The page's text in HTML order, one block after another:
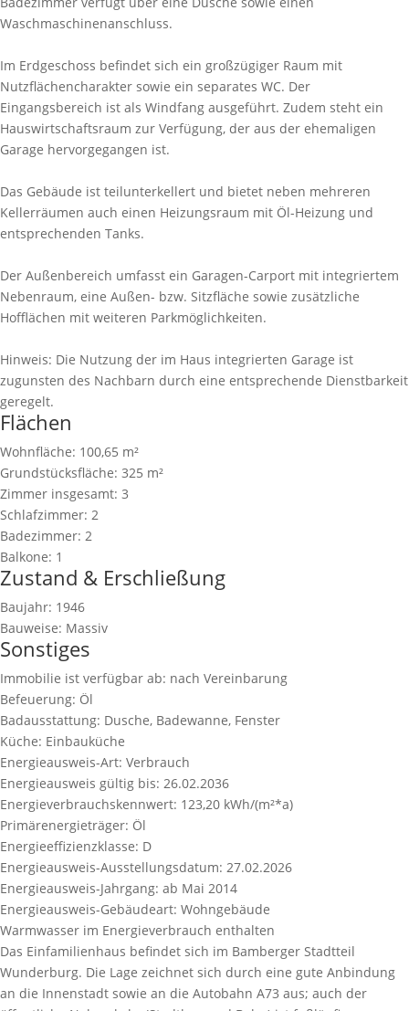
Waschmaschinenanschluss.
Im Erdgeschoss befindet sich ein großzügiger Raum mit
Nutzflächencharakter sowie ein separates WC. Der
Eingangsbereich ist als Windfang ausgeführt. Zudem steht ein
Hauswirtschaftsraum zur Verfügung, der aus der ehemaligen
Garage hervorgegangen ist.
Das Gebäude ist teilunterkellert und bietet neben mehreren
Kellerräumen auch einen Heizungsraum mit Öl-Heizung und
entsprechenden Tanks.
Der Außenbereich umfasst ein Garagen-Carport mit integriertem
Nebenraum, eine Außen- bzw. Sitzfläche sowie zusätzliche
Hofflächen mit weiteren Parkmöglichkeiten.
Hinweis: Die Nutzung der im Haus integrierten Garage ist
zugunsten des Nachbarn durch eine entsprechende Dienstbarkeit
geregelt.
Flächen
Wohnfläche: 100,65 m²
Grundstücksfläche: 325 m²
Zimmer insgesamt: 3
Schlafzimmer: 2
Badezimmer: 2
Balkone: 1
Zustand & Erschließung
Baujahr: 1946
Bauweise: Massiv
Sonstiges
Immobilie ist verfügbar ab: nach Vereinbarung
Befeuerung: Öl
Badausstattung: Dusche, Badewanne, Fenster
Küche: Einbauküche
Energieausweis-Art: Verbrauch
Energieausweis gültig bis: 26.02.2036
Energieverbrauchskennwert: 123,20 kWh/(m²*a)
Primärenergieträger: Öl
Energieeffizienzklasse: D
Energieausweis-Ausstellungsdatum: 27.02.2026
Energieausweis-Jahrgang: ab Mai 2014
Energieausweis-Gebäudeart: Wohngebäude
Warmwasser im Energieverbrauch enthalten
Das Einfamilienhaus befindet sich im Bamberger Stadtteil
Wunderburg. Die Lage zeichnet sich durch eine gute Anbindung
an die Innenstadt sowie an die Autobahn A73 aus; auch der